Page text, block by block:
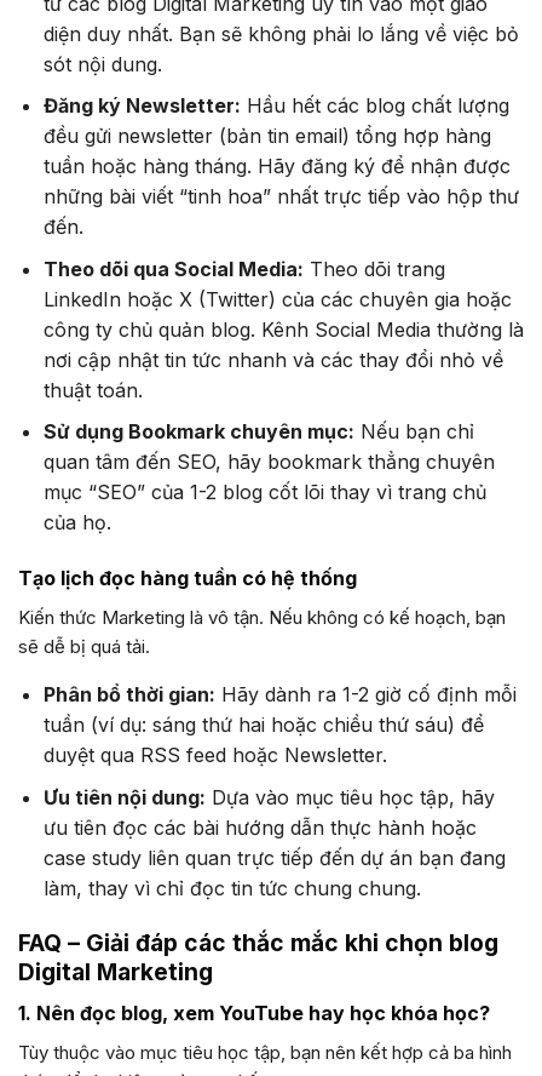
diện duy nhất. Bạn sẽ không phải lo lắng về việc bỏ
sót nội dung.
Đăng ký Newsletter: Hầu hết các blog chất lượng
đều gửi newsletter (bản tin email) tổng hợp hàng
tuần hoặc hàng tháng. Hãy đăng ký để nhận được
những bài viết “tinh hoa” nhất trực tiếp vào hộp thư
đến.
Theo dõi qua Social Media: Theo dõi trang
LinkedIn hoặc X (Twitter) của các chuyên gia hoặc
công ty chủ quản blog. Kênh Social Media thường là
nơi cập nhật tin tức nhanh và các thay đổi nhỏ về
thuật toán.
Sử dụng Bookmark chuyên mục: Nếu bạn chỉ
quan tâm đến SEO, hãy bookmark thẳng chuyên
mục “SEO” của 1-2 blog cốt lõi thay vì trang chủ
của họ.
Tạo lịch đọc hàng tuần có hệ thống
Kiến thức Marketing là vô tận. Nếu không có kế hoạch, bạn
sẽ dễ bị quá tải.
Phân bổ thời gian: Hãy dành ra 1-2 giờ cố định mỗi
tuần (ví dụ: sáng thứ hai hoặc chiều thứ sáu) để
duyệt qua RSS feed hoặc Newsletter.
Ưu tiên nội dung: Dựa vào mục tiêu học tập, hãy
ưu tiên đọc các bài hướng dẫn thực hành hoặc
case study liên quan trực tiếp đến dự án bạn đang
làm, thay vì chỉ đọc tin tức chung chung.
FAQ – Giải đáp các thắc mắc khi chọn blog
Digital Marketing
1. Nên đọc blog, xem YouTube hay học khóa học?
Tùy thuộc vào mục tiêu học tập, bạn nên kết hợp cả ba hình